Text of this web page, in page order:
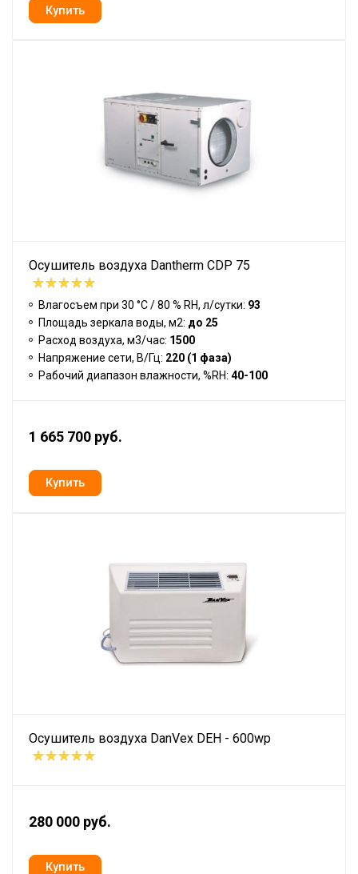
Осушитель воздуха Dantherm CDP 75
Влагосъем при 30 °С / 80 % RH, л/сутки: 93
Площадь зеркала воды, м2: до 25
Расход воздуха, м3/час: 1500
Напряжение сети, В/Гц: 220 (1 фаза)
Рабочий диапазон влажности, %RH: 40-100
1 665 700 руб.
Осушитель воздуха DanVex DEH - 600wp
280 000 руб.